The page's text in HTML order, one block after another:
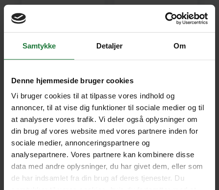
Samtykke Detaljer Om
Denne hjemmeside bruger cookies
Vi bruger cookies til at tilpasse vores indhold og
annoncer, til at vise dig funktioner til sociale medier og til
at analysere vores trafik. Vi deler også oplysninger om
din brug af vores website med vores partnere inden for
sociale medier, annonceringspartnere og
analysepartnere. Vores partnere kan kombinere disse
data med andre oplysninger, du har givet dem, eller som
de har indsamlet fra din brug af deres tjenester. Du
Steen Burnæs
Sune Adler
Miltersen
SE PROFIL